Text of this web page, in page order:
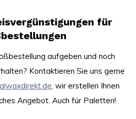
für
aufgeben und noch
Kontaktieren Sie uns gerne
, wir erstellen Ihnen
Angebot. Auch für Paletten!